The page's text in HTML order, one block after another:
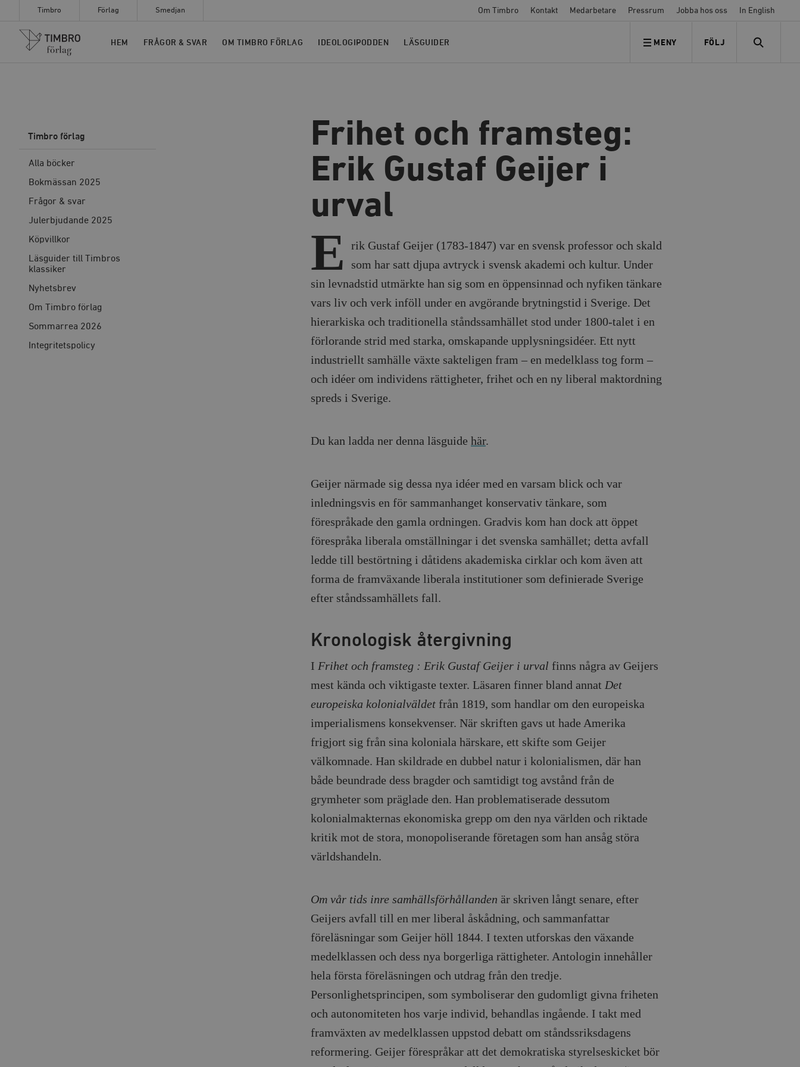
Timbro Förlag Smedjan Om Timbro Kontakt Medarbetare Pressrum Jobba hos oss In English
Timbro
HEM FRÅGOR & SVAR OM TIMBRO FÖRLAG IDEOLOGIPODDEN LÄSGUIDER MENY FÖLJ
FÖLJ OSS SEARCH
Frihet och framsteg:
Erik Gustaf Geijer i
urval
E
rik Gustaf Geijer (1783-1847) var en svensk professor och skald
som har satt djupa avtryck i svensk akademi och kultur. Under
sin levnadstid utmärkte han sig som en öppensinnad och nyfiken tänkare
vars liv och verk inföll under en avgörande brytningstid i Sverige. Det
hierarkiska och traditionella ståndssamhället stod under 1800-talet i en
förlorande strid med starka, omskapande upplysningsidéer. Ett nytt
industriellt samhälle växte sakteligen fram – en medelklass tog form –
och idéer om individens rättigheter, frihet och en ny liberal maktordning
spreds i Sverige.
Du kan ladda ner denna läsguide här.
Geijer närmade sig dessa nya idéer med en varsam blick och var
inledningsvis en för sammanhanget konservativ tänkare, som
förespråkade den gamla ordningen. Gradvis kom han dock att öppet
förespråka liberala omställningar i det svenska samhället; detta avfall
ledde till bestörtning i dåtidens akademiska cirklar och kom även att
forma de framväxande liberala institutioner som definierade Sverige
efter ståndssamhällets fall.
Kronologisk återgivning
I Frihet och framsteg : Erik Gustaf Geijer i urval finns några av Geijers
mest kända och viktigaste texter. Läsaren finner bland annat Det
europeiska kolonialväldet från 1819, som handlar om den europeiska
imperialismens konsekvenser. När skriften gavs ut hade Amerika
frigjort sig från sina koloniala härskare, ett skifte som Geijer
välkomnade. Han skildrade en dubbel natur i kolonialismen, där han
både beundrade dess bragder och samtidigt tog avstånd från de
grymheter som präglade den. Han problematiserade dessutom
kolonialmakternas ekonomiska grepp om den nya världen och riktade
kritik mot de stora, monopoliserande företagen som han ansåg störa
världshandeln.
Om vår tids inre samhällsförhållanden är skriven långt senare, efter
Geijers avfall till en mer liberal åskådning, och sammanfattar
föreläsningar som Geijer höll 1844. I texten utforskas den växande
medelklassen och dess nya borgerliga rättigheter. Antologin innehåller
hela första föreläsningen och utdrag från den tredje.
Personlighetsprincipen, som symboliserar den gudomligt givna friheten
och autonomiteten hos varje individ, behandlas ingående. I takt med
framväxten av medelklassen uppstod debatt om ståndssriksdagens
reformering. Geijer förespråkar att det demokratiska styrelseskicket bör
Timbro förlag
Alla böcker
Bokmässan 2025
Frågor & svar
Julerbjudande 2025
Köpvillkor
Läsguider till Timbros
klassiker
Nyhetsbrev
Om Timbro förlag
Sommarrea 2026
Integritetspolicy